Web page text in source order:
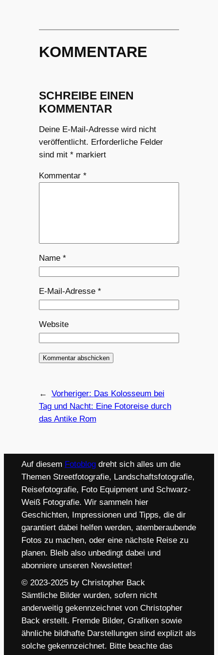
KOMMENTARE
SCHREIBE EINEN
KOMMENTAR
Deine E-Mail-Adresse wird nicht
veröffentlicht. Erforderliche Felder
sind mit *markiert
Kommentar *
Name *
E-Mail-Adresse *
Website
← Vorheriger: Das Kolosseum bei
Tag und Nacht: Eine Fotoreise durch
das Antike Rom
Auf diesem Fotoblogdreht sich alles um die
Themen Streetfotografie, Landschaftsfotografie,
Reisefotografie, Foto Equipment und Schwarz-
Weiß Fotografie. Wir sammeln hier
Geschichten, Impressionen und Tipps, die dir
garantiert dabei helfen werden, atemberaubende
Fotos zu machen, oder eine nächste Reise zu
planen. Bleib also unbedingt dabei und
abonniere unseren Newsletter!
© 2023-2025 by Christopher Back
Sämtliche Bilder wurden, sofern nicht
anderweitig gekennzeichnet von Christopher
Back erstellt. Fremde Bilder, Grafiken sowie
ähnliche bildhafte Darstellungen sind explizit als
solche gekennzeichnet. Bitte beachte das